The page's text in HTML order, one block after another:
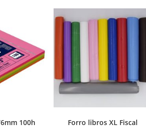
100h
Forro libros XL Fiscal